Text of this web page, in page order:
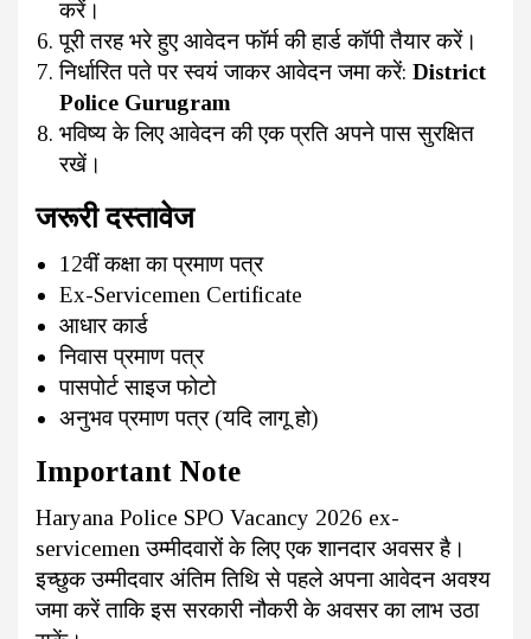
करें।
पूरी तरह भरे हुए आवेदन फॉर्म की हार्ड कॉपी तैयार करें।
निर्धारित पते पर स्वयं जाकर आवेदन जमा करें: District
Police Gurugram
भविष्य के लिए आवेदन की एक प्रति अपने पास सुरक्षित
रखें।
जरूरी दस्तावेज
12वीं कक्षा का प्रमाण पत्र
Ex-Servicemen Certificate
आधार कार्ड
निवास प्रमाण पत्र
पासपोर्ट साइज फोटो
अनुभव प्रमाण पत्र (यदि लागू हो)
Important Note
Haryana Police SPO Vacancy 2026 ex-
servicemen उम्मीदवारों के लिए एक शानदार अवसर है।
इच्छुक उम्मीदवार अंतिम तिथि से पहले अपना आवेदन अवश्य
जमा करें ताकि इस सरकारी नौकरी के अवसर का लाभ उठा